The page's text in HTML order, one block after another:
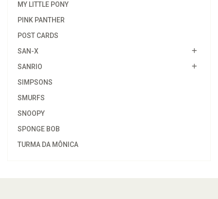
MY LITTLE PONY
PINK PANTHER
POST CARDS
SAN-X
SANRIO
SIMPSONS
SMURFS
SNOOPY
SPONGE BOB
TURMA DA MÔNICA